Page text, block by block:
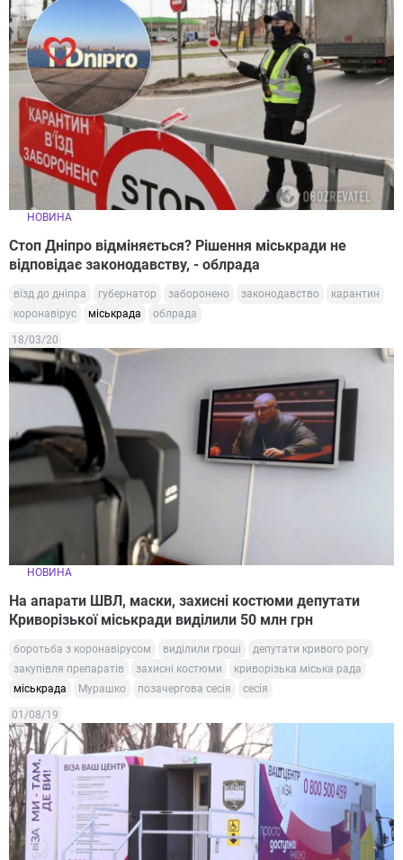
НОВИНА
Стоп Дніпро відміняється? Рішення міськради не
відповідає законодавству, - облрада
вїзд до дніпра губернатор заборонено законодавство
карантин
коронавірус
міськрада облрада
18/03/20
НОВИНА
На апарати ШВЛ, маски, захисні костюми депутати
Криворізької міськради виділили 50 млн грн
боротьба з коронавірусом виділили гроші
депутати кривого рогу
закупівля препаратів
захисні костюми
криворізька міська рада
міськрада
Мурашко позачергова сесія сесія
01/08/19